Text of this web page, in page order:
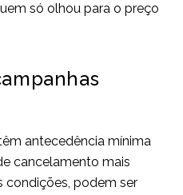
só olhou para o preço
antecedência mínima
cancelamento mais
condições, podem ser